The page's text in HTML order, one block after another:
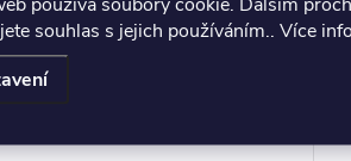
souhlas s jejich používáním.. Více